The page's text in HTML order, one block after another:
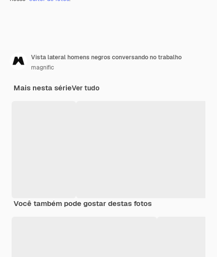
Vista lateral homens negros conversando no trabalho
magnific
Mais nesta sérieVer tudo
Você também pode gostar destas fotos